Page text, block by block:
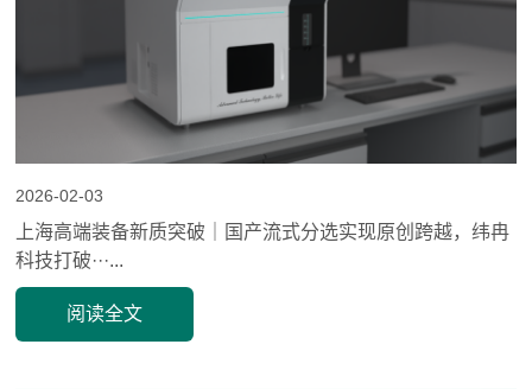
2026-02-03
上海高端装备新质突破｜国产流式分选实现原创跨越，纬冉
科技打破···...
阅读全文